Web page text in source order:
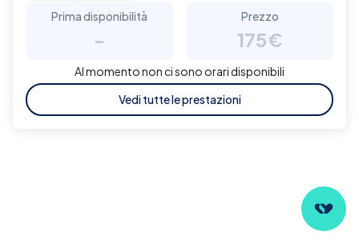
Prima disponibilità
-
Prezzo
175€
Al momento non ci sono orari disponibili
Vedi tutte le prestazioni